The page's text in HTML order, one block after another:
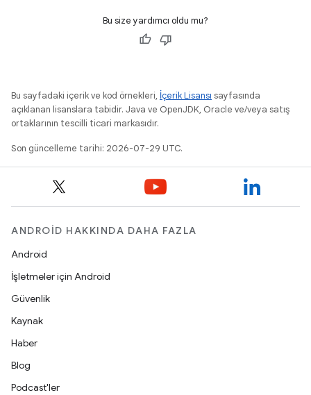
Bu size yardımcı oldu mu?
Bu sayfadaki içerik ve kod örnekleri, İçerik Lisansı sayfasında
açıklanan lisanslara tabidir. Java ve OpenJDK, Oracle ve/veya satış
ortaklarının tescilli ticari markasıdır.
Son güncelleme tarihi: 2026-07-29 UTC.
ANDROID HAKKINDA DAHA FAZLA
Android
İşletmeler için Android
Güvenlik
Kaynak
Haber
Blog
Podcast'ler